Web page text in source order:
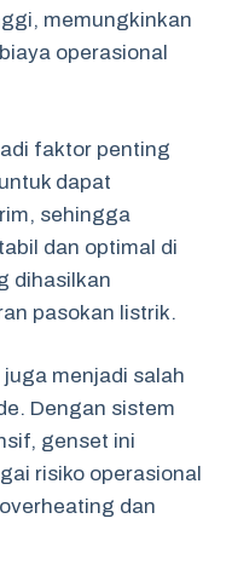
memungkinkan
operasional
faktor penting
dapat
sehingga
dan optimal di
dihasilkan
pasokan listrik.
menjadi salah
Dengan sistem
genset ini
risiko operasional
dan